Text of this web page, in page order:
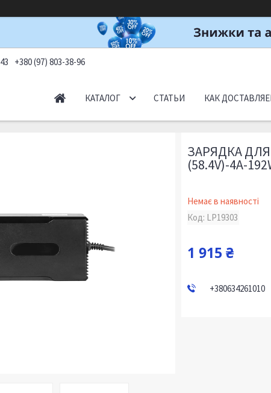
+380 (97) 803-38-96
КАТАЛОГ СТАТЬИ КАК
ЗАРЯДКА ДЛЯ
(58.4V)-4A-
Немає в наявності
Код: LP19303
1 915 ₴
+380634261010